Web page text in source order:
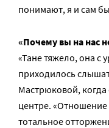
понимают, я и сам
«Почему вы на нас
«Тане тяжело, она с
приходилось
Мастрюковой, когда
центре.
тотальное